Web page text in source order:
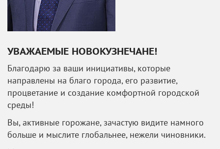
УВАЖАЕМЫЕ НОВОКУЗНЕЧАНЕ!
Благодарю за ваши инициативы, которые
направлены на благо города, его развитие,
процветание и создание комфортной городской
среды!
Вы, активные горожане, зачастую видите намного
больше и мыслите глобальнее, нежели чиновники.